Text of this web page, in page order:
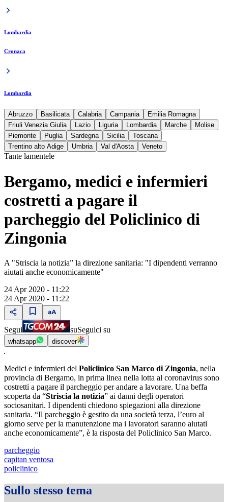
Lombardia
Cronaca
Lombardia
Abruzzo Basilicata Calabria Campania
Emilia Romagna
Friuli Venezia Giulia
Lazio Liguria Lombardia Marche
Molise
Piemonte
Puglia Sardegna Sicilia
Toscana
Trentino alto Adige
Umbria Val d'Aosta Veneto
Tante lamentele
Bergamo, medici e infermieri
costretti a pagare il
parcheggio del Policlinico di
Zingonia
A "Striscia la notizia” la direzione sanitaria: "I dipendenti verranno
aiutati anche economicamente"
24 Apr 2020 - 11:22
24 Apr 2020 - 11:22
Segui suSeguici su
whatsapp discover
Medici e infermieri del Policlinico San Marco di Zingonia, nella
provincia di Bergamo, in prima linea nella lotta al coronavirus sono
costretti a pagare il parcheggio per andare a lavorare. Una beffa
scoperta da “Striscia la notizia” ai danni degli operatori
sociosanitari. I dipendenti chiedono spiegazioni alla direzione
sanitaria. “Il parcheggio è gestito da una società terza, l’euro al
giorno serve per la manutenzione ma i lavoratori saranno aiutati
anche economicamente”, è la risposta del Policlinico San Marco.
parcheggio
capitan ventosa
policlinico
Sullo stesso tema